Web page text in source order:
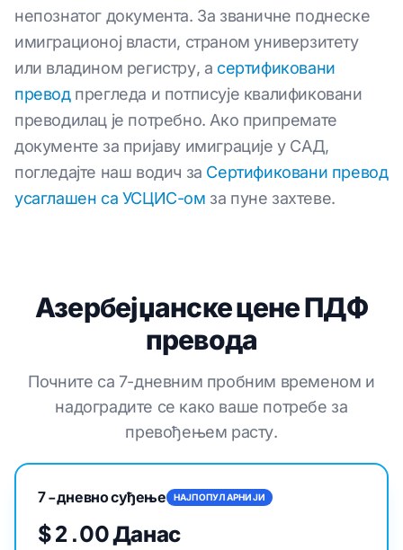
непознатог документа. За званичне поднеске
имиграционој власти, страном универзитету
или владином регистру, а сертификовани
преводпрегледа и потписује квалификовани
преводилац је потребно. Ако припремате
документе за пријаву имиграције у САД,
погледајте наш водич за Сертификовани превод
усаглашен са УСЦИС-ом за пуне захтеве.
Азербејџанске цене ПДФ
превода
Почните са 7-дневним пробним временом и
надоградите се како ваше потребе за
превођењем расту.
7 -дневно суђење НАЈПОПУЛАРНИЈИ
$ 2 .00 Данас